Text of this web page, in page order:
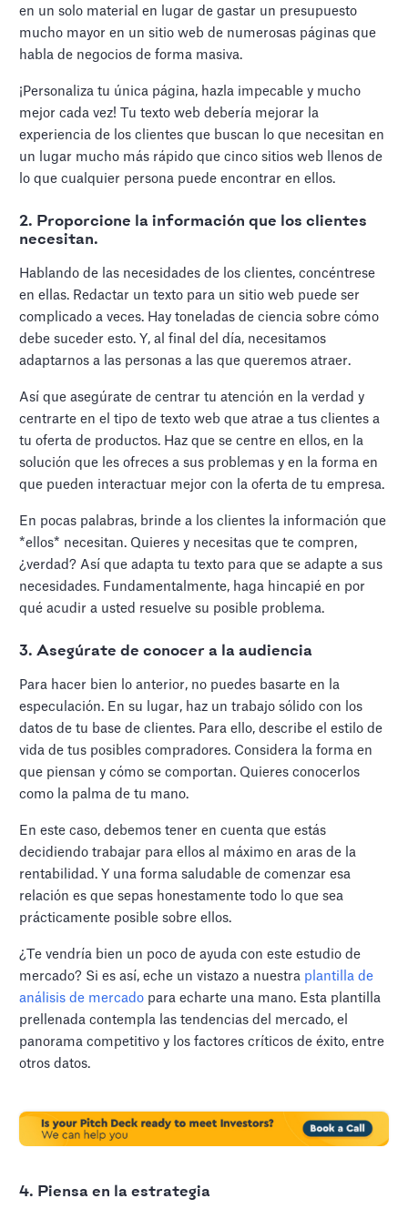
en un solo material en lugar de gastar un presupuesto
mucho mayor en un sitio web de numerosas páginas que
habla de negocios de forma masiva.
¡Personaliza tu única página, hazla impecable y mucho
mejor cada vez! Tu texto web debería mejorar la
experiencia de los clientes que buscan lo que necesitan en
un lugar mucho más rápido que cinco sitios web llenos de
lo que cualquier persona puede encontrar en ellos.
2. Proporcione la información que los clientes
necesitan.
Hablando de las necesidades de los clientes, concéntrese
en ellas. Redactar un texto para un sitio web puede ser
complicado a veces. Hay toneladas de ciencia sobre cómo
debe suceder esto. Y, al final del día, necesitamos
adaptarnos a las personas a las que queremos atraer.
Así que asegúrate de centrar tu atención en la verdad y
centrarte en el tipo de texto web que atrae a tus clientes a
tu oferta de productos. Haz que se centre en ellos, en la
solución que les ofreces a sus problemas y en la forma en
que pueden interactuar mejor con la oferta de tu empresa.
En pocas palabras, brinde a los clientes la información que
*ellos* necesitan. Quieres y necesitas que te compren,
¿verdad? Así que adapta tu texto para que se adapte a sus
necesidades. Fundamentalmente, haga hincapié en por
qué acudir a usted resuelve su posible problema.
3. Asegúrate de conocer a la audiencia
Para hacer bien lo anterior, no puedes basarte en la
especulación. En su lugar, haz un trabajo sólido con los
datos de tu base de clientes. Para ello, describe el estilo de
vida de tus posibles compradores. Considera la forma en
que piensan y cómo se comportan. Quieres conocerlos
como la palma de tu mano.
En este caso, debemos tener en cuenta que estás
decidiendo trabajar para ellos al máximo en aras de la
rentabilidad. Y una forma saludable de comenzar esa
relación es que sepas honestamente todo lo que sea
prácticamente posible sobre ellos.
¿Te vendría bien un poco de ayuda con este estudio de
mercado? Si es así, eche un vistazo a nuestra plantilla de
análisis de mercado para echarte una mano. Esta plantilla
prellenada contempla las tendencias del mercado, el
panorama competitivo y los factores críticos de éxito, entre
otros datos.
4. Piensa en la estrategia